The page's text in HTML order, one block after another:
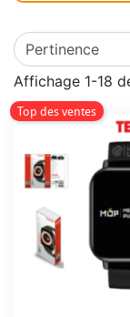
Affichage 1-18
Top des ventes